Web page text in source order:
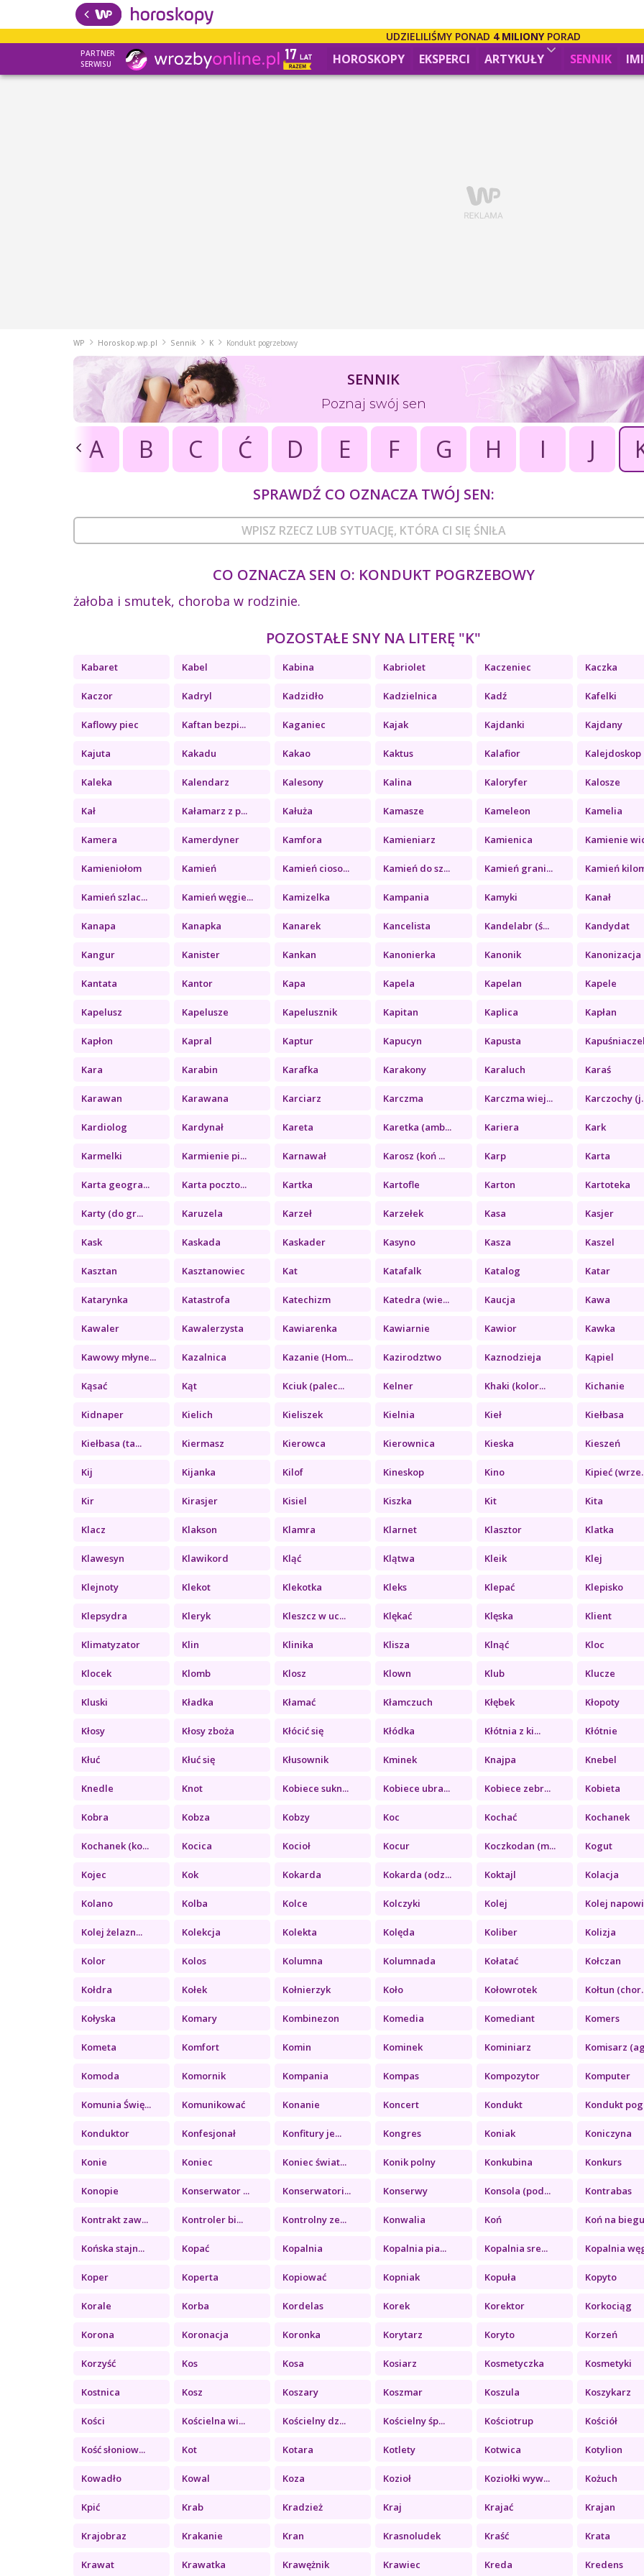
UDZIELILIŚMY PONAD 4 MILIONYPORAD
PARTNER
SERWISU
HOROSKOPY EKSPERCI ARTYKUŁY SENNIK
WP Horoskop.wp.pl Sennik K Kondukt pogrzebowy
SENNIK
Poznaj swój sen
A B C Ć D E F G H I J
SPRAWDŹ CO OZNACZA TWÓJ SEN:
CO OZNACZA SEN O: KONDUKT POGRZEBOWY
żałoba i smutek, choroba w rodzinie.
POZOSTAŁE SNY NA LITERĘ "K"
Kabaret Kabel Kabina Kabriolet Kaczeniec Kaczka
Kaczor Kadryl Kadzidło Kadzielnica Kadź Kafelki
Kaflowy piec Kaftan bezpi... Kaganiec Kajak Kajdanki Kajdany
Kajuta Kakadu Kakao Kaktus Kalafior Kalejdoskop
Kaleka Kalendarz Kalesony Kalina Kaloryfer Kalosze
Kał Kałamarz z p... Kałuża Kamasze Kameleon Kamelia
Kamera Kamerdyner Kamfora Kamieniarz Kamienica Kamienie
Kamieniołom Kamień Kamień cioso... Kamień do sz... Kamień grani... Kamień
Kamień szlac... Kamień węgie... Kamizelka Kampania Kamyki Kanał
Kanapa Kanapka Kanarek Kancelista Kandelabr (ś... Kandydat
Kangur Kanister Kankan Kanonierka Kanonik Kanonizacja
Kantata Kantor Kapa Kapela Kapelan Kapele
Kapelusz Kapelusze Kapelusznik Kapitan Kaplica Kapłan
Kapłon Kapral Kaptur Kapucyn Kapusta
Kara Karabin Karafka Karakony Karaluch Karaś
Karawan Karawana Karciarz Karczma Karczma wiej... Karczochy
Kardiolog Kardynał Kareta Karetka (amb... Kariera Kark
Karmelki Karmienie pi... Karnawał Karosz (koń ... Karp Karta
Karta geogra... Karta poczto... Kartka Kartofle Karton Kartoteka
Karty (do gr... Karuzela Karzeł Karzełek Kasa Kasjer
Kask Kaskada Kaskader Kasyno Kasza Kaszel
Kasztan Kasztanowiec Kat Katafalk Katalog Katar
Katarynka Katastrofa Katechizm Katedra (wie... Kaucja Kawa
Kawaler Kawalerzysta Kawiarenka Kawiarnie Kawior Kawka
Kawowy młyne... Kazalnica Kazanie (Hom... Kazirodztwo Kaznodzieja Kąpiel
Kąsać Kąt Kciuk (palec... Kelner Khaki (kolor... Kichanie
Kidnaper Kielich Kieliszek Kielnia Kieł Kiełbasa
Kiełbasa (ta... Kiermasz Kierowca Kierownica Kieska Kieszeń
Kij Kijanka Kilof Kineskop Kino Kipieć
Kir Kirasjer Kisiel Kiszka Kit Kita
Klacz Klakson Klamra Klarnet Klasztor Klatka
Klawesyn Klawikord Kląć Klątwa Kleik Klej
Klejnoty Klekot Klekotka Kleks Klepać Klepisko
Klepsydra Kleryk Kleszcz w uc... Klękać Klęska Klient
Klimatyzator Klin Klinika Klisza Klnąć Kloc
Klocek Klomb Klosz Klown Klub Klucze
Kluski Kładka Kłamać Kłamczuch Kłębek Kłopoty
Kłosy Kłosy zboża Kłócić się Kłódka Kłótnia z ki... Kłótnie
Kłuć Kłuć się Kłusownik Kminek Knajpa Knebel
Knedle Knot Kobiece sukn... Kobiece ubra... Kobiece zebr... Kobieta
Kobra Kobza Kobzy Koc Kochać Kochanek
Kochanek (ko... Kocica Kocioł Kocur Koczkodan (m... Kogut
Kojec Kok Kokarda Kokarda (odz... Koktajl Kolacja
Kolano Kolba Kolce Kolczyki Kolej Kolej
Kolej żelazn... Kolekcja Kolekta Kolęda Koliber Kolizja
Kolor Kolos Kolumna Kolumnada Kołatać Kołczan
Kołdra Kołek Kołnierzyk Koło Kołowrotek Kołtun
Kołyska Komary Kombinezon Komedia Komediant Komers
Kometa Komfort Komin Kominek Kominiarz Komisarz
Komoda Komornik Kompania Kompas Kompozytor Komputer
Komunia Świę... Komunikować Konanie Koncert Kondukt Kondukt
Konduktor Konfesjonał Konfitury je... Kongres Koniak Koniczyna
Konie Koniec Koniec świat... Konik polny Konkubina Konkurs
Konopie Konserwator ... Konserwatori... Konserwy Konsola (pod... Kontrabas
Kontrakt zaw... Kontroler bi... Kontrolny ze... Konwalia Koń Koń na
Końska stajn... Kopać Kopalnia Kopalnia pia... Kopalnia sre... Kopalnia
Koper Koperta Kopiować Kopniak Kopuła Kopyto
Korale Korba Kordelas Korek Korektor Korkociąg
Korona Koronacja Koronka Korytarz Koryto Korzeń
Korzyść Kos Kosa Kosiarz Kosmetyczka Kosmetyki
Kostnica Kosz Koszary Koszmar Koszula Koszykarz
Kości Kościelna wi... Kościelny dz... Kościelny śp... Kościotrup Kościół
Kość słoniow... Kot Kotara Kotlety Kotwica Kotylion
Kowadło Kowal Koza Kozioł Koziołki wyw... Kożuch
Kpić Krab Kradzież Kraj Krajać Krajan
Krajobraz Krakanie Kran Krasnoludek Kraść Krata
Krawat Krawatka Krawężnik Krawiec Kreda Kredens